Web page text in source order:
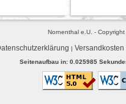
Nornenthal e.U. -
| Versandkosten
Seitenaufbau in: 0.025985